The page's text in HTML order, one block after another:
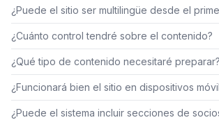
¿Puede el sitio ser multilingüe desde el
¿Cuánto control tendré sobre el contenido?
¿Qué tipo de contenido necesitaré preparar?
¿Funcionará bien el sitio en dispositivos
¿Puede el sistema incluir secciones de